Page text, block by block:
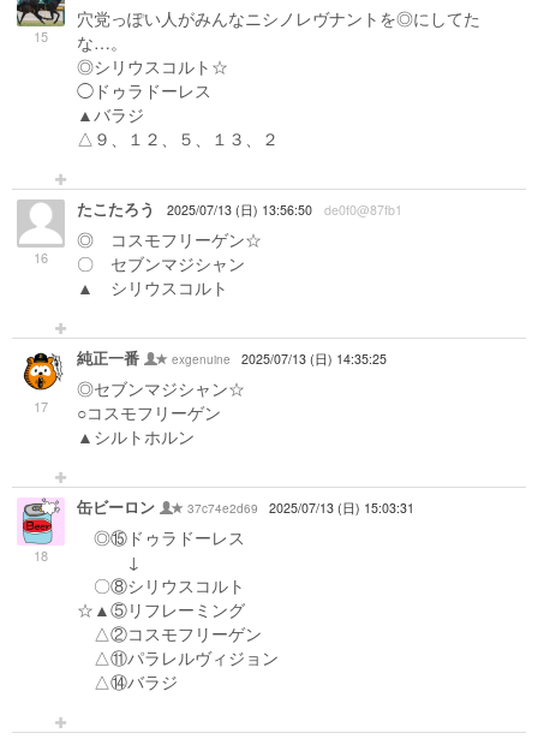
15
穴党っぽい人がみんなニシノレヴナントを◎にしてた
な…。
◎シリウスコルト☆
◯ドゥラドーレス
▲バラジ
△９、１２、５、１３、２
16
たこたろう 2025/07/13 (日) 13:56:50 de0f0@87fb1
◎ コスモフリーゲン☆
〇 セブンマジシャン
▲ シリウスコルト
17
純正一番 exgenuine 2025/07/13 (日) 14:35:25
◎セブンマジシャン☆
○コスモフリーゲン
▲シルトホルン
18
缶ビーロン 37c74e2d69 2025/07/13 (日) 15:03:31
◎⑮ドゥラドーレス
↓
〇⑧シリウスコルト
☆▲⑤リフレーミング
△②コスモフリーゲン
△⑪パラレルヴィジョン
△⑭バラジ